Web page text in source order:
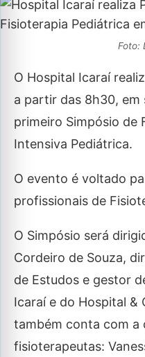
Foto:
O Hospital Icaraí
a partir das 8h30, em
primeiro Simpósio de
Intensiva Pediátrica.
O evento é voltado
profissionais de
O Simpósio será
Cordeiro de Souza,
de Estudos e gestor
Icaraí e do Hospital &
também conta com a
fisioterapeutas: